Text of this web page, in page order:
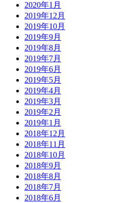
2020年1月
2019年12月
2019年10月
2019年9月
2019年8月
2019年7月
2019年6月
2019年5月
2019年4月
2019年3月
2019年2月
2019年1月
2018年12月
2018年11月
2018年10月
2018年9月
2018年8月
2018年7月
2018年6月